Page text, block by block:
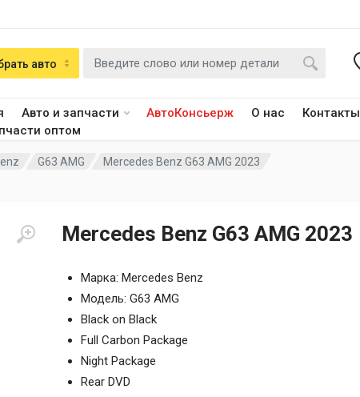
Авто и запчасти АвтоКонсьерж О нас
Контакты
оптом
авто
G63 AMG Mercedes Benz G63 AMG 2023
Mercedes Benz G63 AMG 2023
Марка: Mercedes Benz
Модель: G63 AMG
Black on Black
Full Carbon Package
Night Package
Rear DVD